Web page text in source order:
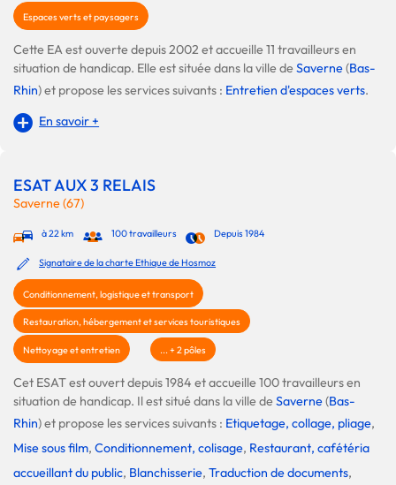
Espaces verts et paysagers
Cette EA est ouverte depuis 2002 et accueille 11 travailleurs en
situation de handicap. Elle est située dans la ville deSaverne(Bas-
Rhin) et propose les services suivants : Entretien d'espaces verts.
En savoir +
ESAT AUX 3 RELAIS
Saverne (67)
à 22 km 100 travailleurs Depuis 1984
Signataire de la charte Ethique de Hosmoz
Conditionnement, logistique et transport
Restauration, hébergement et services touristiques
Nettoyage et entretien ... + 2 pôles
Cet ESAT est ouvert depuis 1984 et accueille 100 travailleurs en
situation de handicap. Il est situé dans la ville deSaverne(Bas-
Rhin) et propose les services suivants : Etiquetage, collage, pliage,
Mise sous film, Conditionnement, colisage, Restaurant, cafétéria
accueillant du public, Blanchisserie, Traduction de documents,